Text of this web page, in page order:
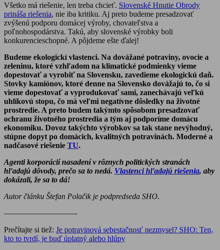
Všetko má riešenie, len treba chcieť. Slovenské Hnutie Obrody
prináša riešenia, nie iba kritiku. Aj preto budeme presadzovať
zvýšenú podporu domácej výroby, chovateľstva a
poľnohospodárstva. Takú, aby slovenské výrobky boli
konkurencieschopné. A pôjdeme ešte ďalej!
Budeme ekologickí vlastenci. Na dovážané potraviny, ovocie a
zeleninu, ktoré vzhľadom na klimatické podmienky vieme
dopestovať a vyrobiť na Slovensku, zavedieme ekologickú daň.
Stovky kamiónov, ktoré denne na Slovensko dovážajú to, čo si
vieme dopestovať a vyprodukovať sami, zanechávajú veľkú
uhlíkovú stopu, čo má veľmi negatívne dôsledky na životné
prostredie. A preto budem takýmto spôsobom presadzovať
ochranu životného prostredia a tým aj podporíme domácu
ekonomiku. Dovoz takýchto výrobkov sa tak stane nevýhodný,
stúpne dopyt po domácich, kvalitných potravinách. Moderné a
nadčasové riešenie TU.
Agenti korporácií nasadení v rôznych politických stranách
hľadajú dôvody, prečo sa to nedá. Vlastenci hľadajú riešenia, aby
dokázali, že sa to dá!
Autor článku Štefan Polačik je podpredseda SHO.
—————————-
Prečítajte si tiež: Je potravinová sebestačnosť nezmysel? SHO: Ten,
kto to tvrdí, je buď úplatný alebo hlúpy